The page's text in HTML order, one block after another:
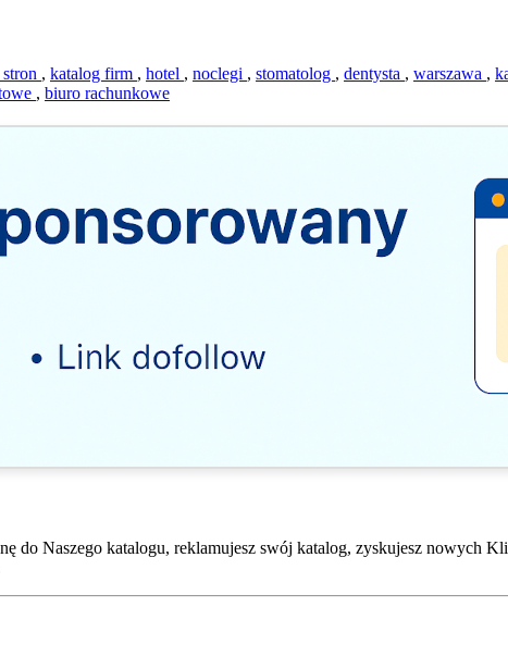
, katalog firm , hotel , noclegi , stomatolog , dentysta , warszawa ,
, biuro rachunkowe
do Naszego katalogu, reklamujesz swój katalog, zyskujesz nowych